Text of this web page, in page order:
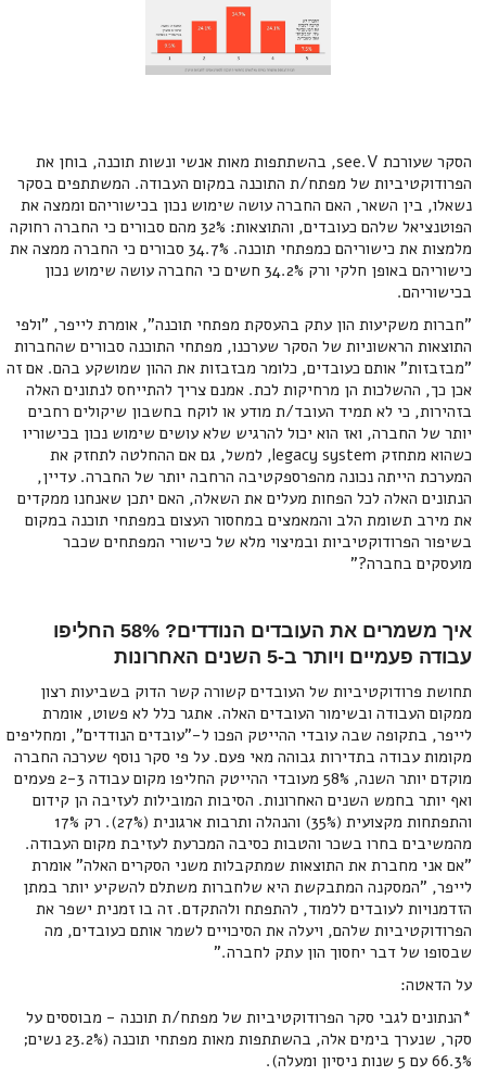
הסקר שעורכת see.V, בהשתתפות מאות אנשי ונשות תוכנה, בוחן את
הפרודוקטיביות של מפתח/ת התוכנה במקום העבודה. המשתתפים בסקר
נשאלו, בין השאר, האם החברה עושה שימוש נכון בכישוריהם וממצה את
הפוטנציאל שלהם כעובדים, והתוצאות: 32% מהם סבורים כי החברה רחוקה
מלמצות את כישוריהם כמפתחי תוכנה. 34.7% סבורים כי החברה ממצה את
כישוריהם באופן חלקי ורק 34.2% חשים כי החברה עושה שימוש נכון
בכישוריהם.
"חברות משקיעות הון עתק בהעסקת מפתחי תוכנה", אומרת לייפר, "ולפי
התוצאות הראשוניות של הסקר שערכנו, מפתחי התוכנה סבורים שהחברות
"מבזבזות" אותם כעובדים, כלומר מבזבזות את ההון שמושקע בהם. אם זה
אכן כך, ההשלכות הן מרחיקות לכת. אמנם צריך להתייחס לנתונים האלה
בזהירות, כי לא תמיד העובד/ת מודע או לוקח בחשבון שיקולים רחבים
יותר של החברה, ואז הוא יכול להרגיש שלא עושים שימוש נכון בכישוריו
כשהוא מתחזק legacy system, למשל, גם אם ההחלטה לתחזק את
המערכת הייתה נכונה מהפרספקטיבה הרחבה יותר של החברה. עדיין,
הנתונים האלה לכל הפחות מעלים את השאלה, האם יתכן שאנחנו ממקדים
את מירב תשומת הלב והמאמצים במחסור העצום במפתחי תוכנה במקום
בשיפור הפרודוקטיביות ובמיצוי מלא של כישורי המפתחים שכבר
מועסקים בחברה?"
איך משמרים את העובדים הנודדים? 58% החליפו
עבודה פעמיים ויותר ב-5 השנים האחרונות
תחושת פרודוקטיביות של העובדים קשורה קשר הדוק בשביעות רצון
ממקום העבודה ובשימור העובדים האלה. אתגר כלל לא פשוט, אומרת
לייפר, בתקופה שבה עובדי ההייטק הפכו ל-"עובדים הנודדים", ומחליפים
מקומות עבודה בתדירות גבוהה מאי פעם. על פי סקר נוסף שערכה החברה
מוקדם יותר השנה, 58% מעובדי ההייטק החליפו מקום עבודה 2-3 פעמים
ואף יותר בחמש השנים האחרונות. הסיבות המובילות לעזיבה הן קידום
והתפתחות מקצועית (35%) והנהלה ותרבות ארגונית (27%). רק 17%
מהמשיבים בחרו בשכר והטבות כסיבה המכרעת לעזיבת מקום העבודה.
"אם אני מחברת את התוצאות שמתקבלות משני הסקרים האלה" אומרת
לייפר, "המסקנה המתבקשת היא שלחברות משתלם להשקיע יותר במתן
הזדמנויות לעובדים ללמוד, להתפתח ולהתקדם. זה בו זמנית ישפר את
הפרודוקטיביות שלהם, ויעלה את הסיכויים לשמר אותם כעובדים, מה
שבסופו של דבר יחסוך הון עתק לחברה."
על הדאטה:
*הנתונים לגבי סקר הפרודוקטיביות של מפתח/ת תוכנה - מבוססים על
סקר, שנערך בימים אלה, בהשתתפות מאות מפתחי תוכנה (23.2% נשים;
66.3% עם 5 שנות ניסיון ומעלה).